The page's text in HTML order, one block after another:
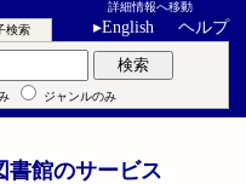
詳細情報へ移動
▸English ヘルプ
検索
検索
ジャンルのみ
書館のサービス